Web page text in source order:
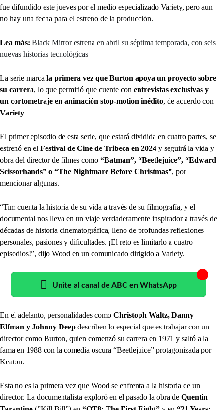
fue difundido este jueves por el medio especializado Variety, pero aun
no hay una fecha para el estreno de la producción.
Lea más: Black Mirror estrena en abril su séptima temporada, con seis
nuevas historias tecnológicas
La serie marca la primera vez que Burton apoya un proyecto sobre
su carrera, lo que permitió que cuente con entrevistas exclusivas y
un cortometraje en animación stop-motion inédito, de acuerdo con
Variety.
El primer episodio de esta serie, que estará dividida en cuatro partes, se
estrenó en el Festival de Cine de Tribeca en 2024 y seguirá la vida y
obra del director de filmes como “Batman”, “Beetlejuice”, “Edward
Scissorhands” o “The Nightmare Before Christmas”, por
mencionar algunas.
“Tim cuenta la historia de su vida a través de su filmografía, y el
documental nos lleva en un viaje verdaderamente inspirador a través de
décadas de historia cinematográfica, lleno de profundas reflexiones
personales, pasiones y dificultades. ¡El reto es limitarlo a cuatro
episodios!”, dijo Wood en un comunicado dirigido a Variety.
Unite al canal de ABC en WhatsApp
En el adelanto, personalidades como Christoph Waltz, Danny
Elfman y Johnny Deep describen lo especial que es trabajar con un
director como Burton, quien comenzó su carrera en 1971 y saltó a la
fama en 1988 con la comedia oscura “Beetlejuice” protagonizada por
Keaton.
Esta no es la primera vez que Wood se enfrenta a la historia de un
director. La documentalista exploró en el pasado la obra de Quentin